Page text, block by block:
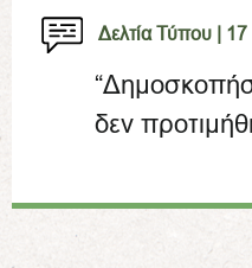
Δελτία Τύπου | 17
δεν